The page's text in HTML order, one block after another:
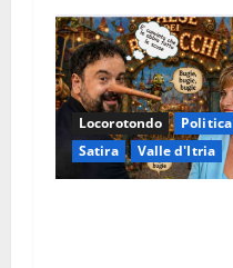
Locorotondo
Politica
Satira
Valle d'Itria